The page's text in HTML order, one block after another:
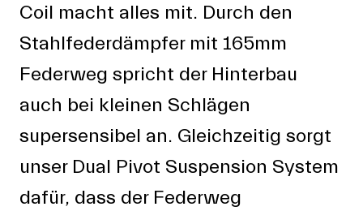
Coil macht alles mit. Durch den
Stahlfederdämpfer mit 165mm
Federweg spricht der Hinterbau
auch bei kleinen Schlägen
supersensibel an. Gleichzeitig sorgt
unser Dual Pivot Suspension System
dafür, dass der Federweg